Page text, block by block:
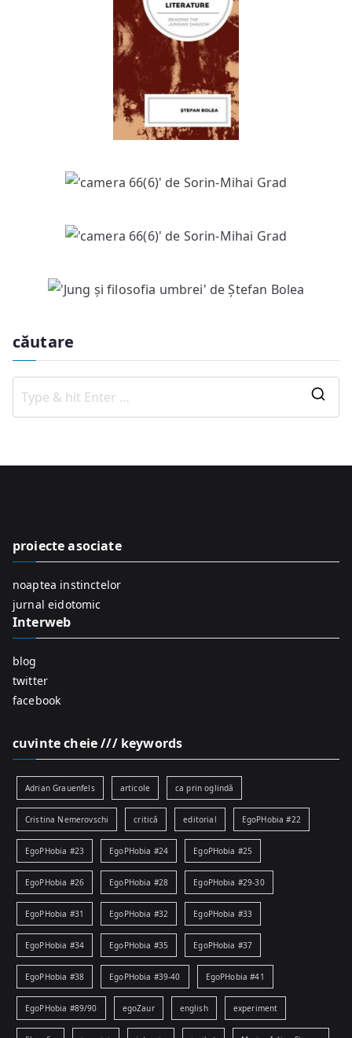
căutare
o
proiecte asociate
noaptea instinctelor
jurnal eidotomic
Interweb
blog
twitter
facebook
cuvinte cheie /// keywords
Adrian Grauenfels articole ca prin oglindă
Cristina Nemerovschi critică editorial EgoPHobia #22
EgoPHobia #23 EgoPHobia #24 EgoPHobia #25
EgoPHobia #26 EgoPHobia #28 EgoPHobia #29-30
EgoPHobia #31 EgoPHobia #32 EgoPHobia #33
EgoPHobia #34 EgoPHobia #35 EgoPHobia #37
EgoPHobia #38 EgoPHobia #39-40 EgoPHobia #41
EgoPHobia #89/90 egoZaur english experiment